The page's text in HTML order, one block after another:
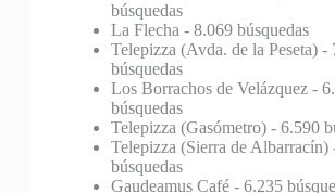
búsquedas
La Flecha - 8.069 búsquedas
Telepizza (Avda. de la Peseta)-
búsquedas
Los Borrachos de Velázquez-
búsquedas
Telepizza (Gasómetro)- 6.590
Telepizza (Sierra de Albarracín)
búsquedas
Gaudeamus Café- 6.235